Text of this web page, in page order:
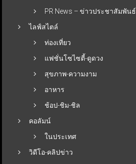
PR News – ข่าวประชาสัมพันธ์
ไลฟ์สไตล์
ท่องเที่ยว
แฟชั่นโซไซตี้-ดูดวง
สุขภาพ-ความงาม
อาหาร
ช้อป-ชิม-ชิล
คอลัมน์
ในประเทศ
วิดีโอ-คลิปข่าว